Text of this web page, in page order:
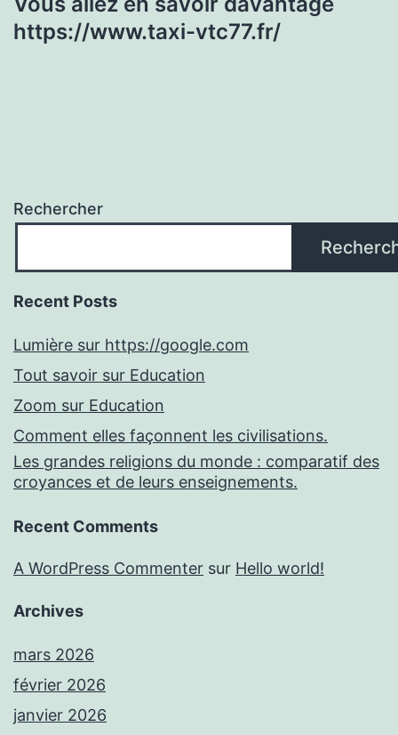
https://www.taxi-vtc77.fr/
Rechercher
Recent Posts
Lumière sur https://google.com
Tout savoir sur Education
Zoom sur Education
Comment elles façonnent les civilisations.
Les grandes religions du monde : comparatif des
croyances et de leurs enseignements.
Recent Comments
A WordPress Commenter sur Hello world!
Archives
mars 2026
février 2026
janvier 2026